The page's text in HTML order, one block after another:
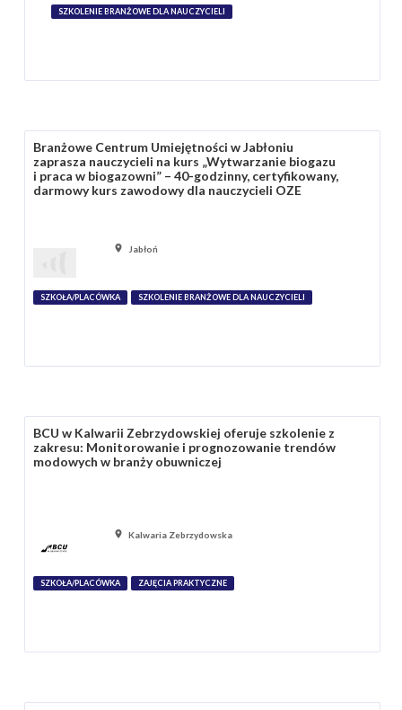
SZKOLENIE BRANŻOWE DLA NAUCZYCIELI
Branżowe Centrum Umiejętności w Jabłoniu
zaprasza nauczycieli na kurs „Wytwarzanie biogazu
i praca w biogazowni” – 40-godzinny, certyfikowany,
darmowy kurs zawodowy dla nauczycieli OZE
Jabłoń
SZKOŁA/PLACÓWKA SZKOLENIE BRANŻOWE DLA NAUCZYCIELI
BCU w Kalwarii Zebrzydowskiej oferuje szkolenie z
zakresu: Monitorowanie i prognozowanie trendów
modowych w branży obuwniczej
Kalwaria Zebrzydowska
SZKOŁA/PLACÓWKA ZAJĘCIA PRAKTYCZNE